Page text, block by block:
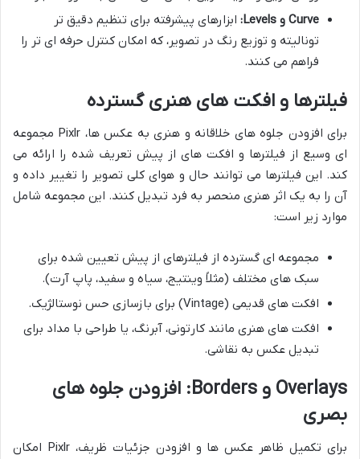
Curve و Levels:
ابزارهای پیشرفته برای تنظیم دقیق تر
تونالیته و توزیع رنگ در تصویر، که امکان کنترل حرفه ای تر را
فراهم می کنند.
فیلترها و افکت های هنری گسترده
برای افزودن جلوه های خلاقانه و هنری به عکس ها، Pixlr مجموعه
ای وسیع از فیلترها و افکت های از پیش تعریف شده را ارائه می
کند. این فیلترها می توانند حال و هوای کلی تصویر را تغییر داده و
آن را به یک اثر هنری منحصر به فرد تبدیل کنند. این مجموعه شامل
موارد زیر است:
مجموعه ای گسترده از فیلترهای از پیش تعیین شده برای
سبک های مختلف (مثلاً وینتیج، سیاه و سفید، پاپ آرت).
افکت های قدیمی (Vintage) برای بازسازی حس نوستالژیک.
افکت های هنری مانند کارتونی، آبرنگ، یا طراحی با مداد برای
تبدیل عکس به نقاشی.
Overlays و Borders: افزودن جلوه های
بصری
برای تکمیل ظاهر عکس ها و افزودن جزئیات ظریف، Pixlr امکان